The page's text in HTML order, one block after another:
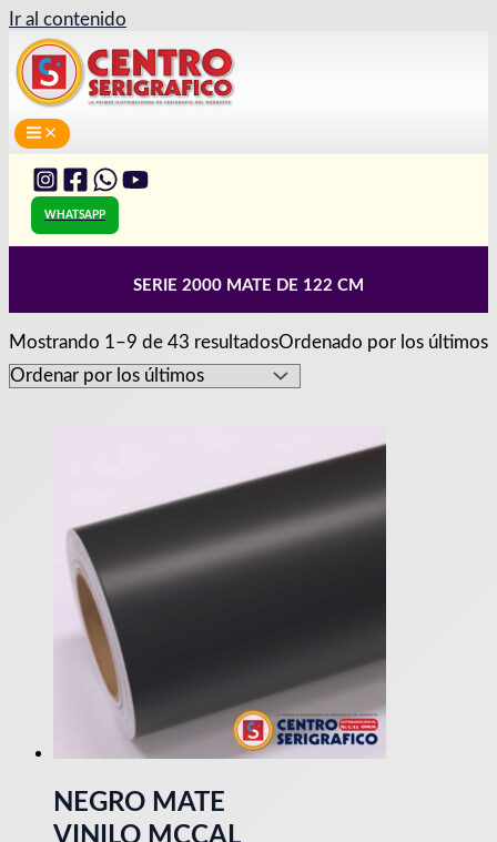
Ir al contenido
WHATSAPP
SERIE 2000 MATE DE 122 CM
Mostrando 1–9 de 43 resultadosOrdenado por los últimos
NEGRO MATE
VINILO MCCAL